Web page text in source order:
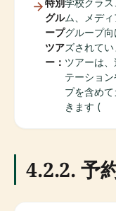
特別
グル
ープ
ツア
ー：
学校クラ
ム、メデ
グループ
ズされて
ツアーは
テーショ
プを含め
きます (
4.2.2. 予